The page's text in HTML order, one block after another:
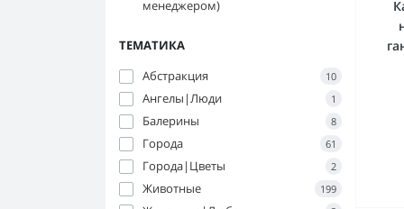
менеджером)
ТЕМАТИКА
Абстракция
10
Ангелы|Люди 1
Балерины 8
Города 61
Города|Цветы 2
Животные 199